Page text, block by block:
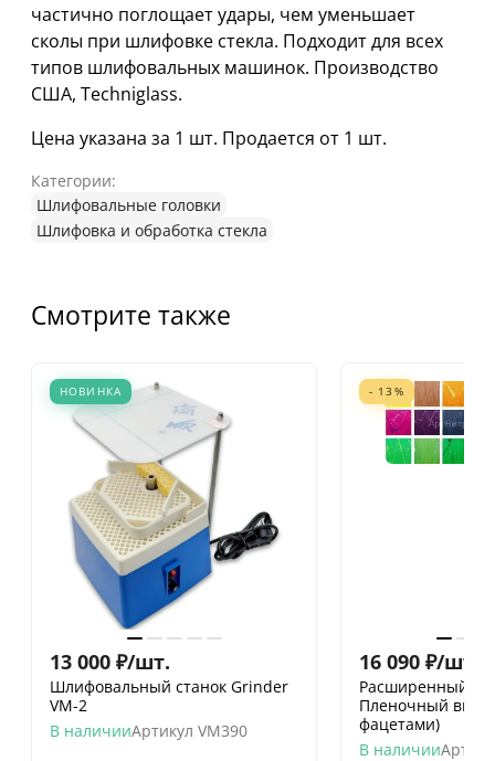
частично поглощает удары, чем уменьшает
сколы при шлифовке стекла. Подходит для всех
типов шлифовальных машинок. Производство
США, Techniglass.
Цена указана за 1 шт. Продается от 1 шт.
Категории:
Шлифовальные головки
Шлифовка и обработка стекла
Смотрите также
НОВИНКА
13 000 ₽/шт.
Шлифовальный станок Grinder
VM-2
В наличииАртикул VM390
- 13%
16 090 ₽/шт.
Расширенный
Пленочный
фацетами)
В наличии